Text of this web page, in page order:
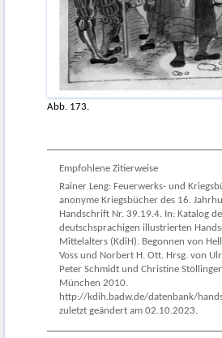
Abb. 173.
Empfohlene Zitierweise
Rainer Leng: Feuerwerks- und
anonyme Kriegsbücher des 16.
Handschrift Nr. 39.19.4. In: Katalog
deutschsprachigen illustrierten
Mittelalters (KdiH). Begonnen von
Voss und Norbert H. Ott. Hrsg. von
Peter Schmidt und Christine
München 2010.
http://kdih.badw.de/datenbank/
zuletzt geändert am 02.10.2023.